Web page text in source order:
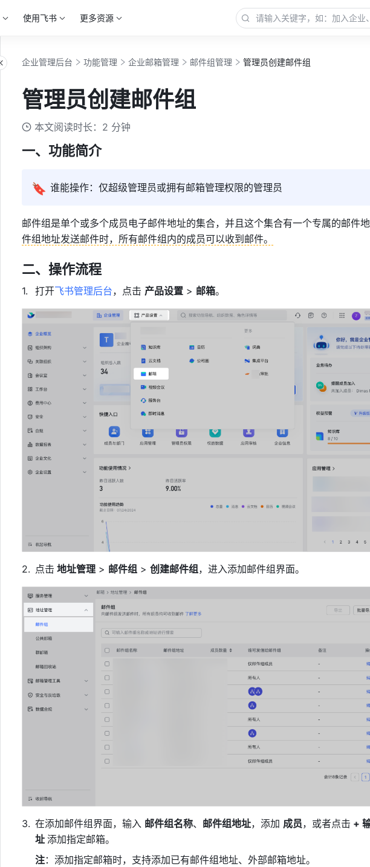
使用飞书 更多资源
企业管理后台 功能管理 企业邮箱管理 邮件组管理 管理员创建邮件组
管理员创建邮件组
本文阅读时长：2 分钟
一、功能简介
🔖 谁能操作：仅超级管理员或拥有邮箱管理权限的管理员
邮件组是单个或多个成员电子邮件地址的集合，并且这个集合有一个专属的邮件
件组地址发送邮件时，所有邮件组内的成员可以收到邮件。
二、操作流程
打开飞书管理后台，点击 产品设置 > 邮箱。
点击 地址管理 > 邮件组 > 创建邮件组，进入添加邮件组界面。
在添加邮件组界面，输入 邮件组名称、 邮件组地址，添加 成员，或者点击 +
址 添加指定邮箱。
注：添加指定邮箱时，支持添加已有邮件组地址、外部邮箱地址。